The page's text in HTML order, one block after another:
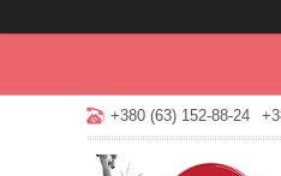
+380 (63) 152-88-24